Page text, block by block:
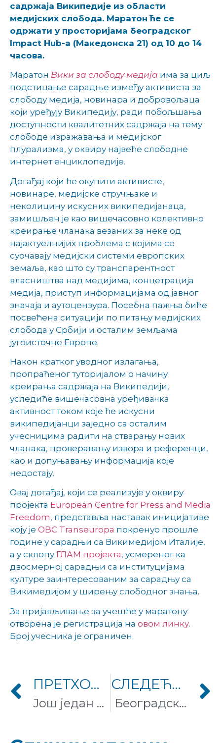
садржаја Википедије из области
медијских слобода. Маратон ће се
одржати у просторијама београдског
Impact Hub-a (Македонска 21) од 10 до 14
часова.
Маратон Вики за слободу медија има за циљ
подстицање сарадње између активиста за
слободу медија, новинара и добровољаца
који уређују Википедију, ради побољшања
доступности квалитетних садржаја на тему
слободе изражавања и медијског
плурализма, у оквиру највеће слободне
интернет енциклопедије.
Догађај који ће окупити активисте,
новинаре, медијске стручњаке и
неколицину искусних википедијанаца,
замишљен је као вишечасовно колективно
креирање чланака везаних за неке од
најактуелнијих проблема с којима се
суочавају медијски системи европских
земаља, као што су транспарентност
власништва над медијима, концетрација
медија, приступ информацијама од јавног
значаја и аутоцензура. Посебна пажња биће
посвећена ситуацији по питању медијских
слобода у Србији и осталим земљама
југоисточне Европе.
Након кратког уводног излагања,
пропраћеног туторијалом о начину
креирања садржаја на Википедији,
уследиће вишечасовна уређивачка
активност током које ће искусни
википедијанци заједно са осталим
учесницима радити на стварању нових
чланака, проверавању извора и референци,
као и допуњавању информација које
недостају.
Овај догађај, који се реализује у оквиру
пројекта European Centre for Press and Media
Freedom, представља наставак иницијативе
коју је OBC Transeuropa покренуо прошле
године у сарадњи са Викимедијом Италије,
а у склопу ГЛАМ пројекта, усмереног ка
двосмерној сарадњи са институцијама
културе заинтересованим за сарадњу са
Викимедијом у ширењу слободног знања.
За пријављивање за учешће у маратону
отворена је регистрација на овом линку.
Број учесника је ограничен.
ПРЕТХОДНИ ЧЛАНАК
Још један састанак Википедијанаца – 285. по реду!
СЛЕДЕЋИ ЧЛАНАК
Београдски Вики-маратон за слободу медија